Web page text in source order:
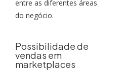
entre as diferentes áreas
do negócio.
Possibilidade de
vendas em
marketplaces